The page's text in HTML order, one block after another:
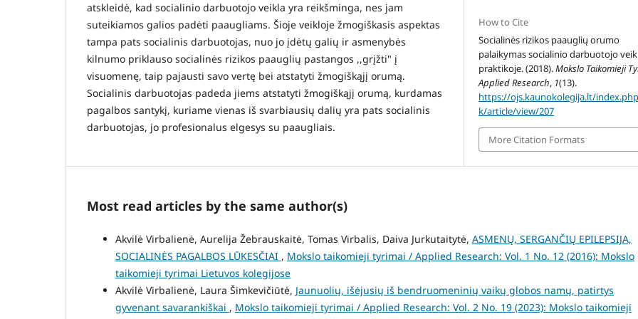
atskleidė, kad socialinio darbuotojo veikla yra reikšminga, nes jam
suteikiamos galios padėti paaugliams. Šioje veikloje žmogiškasis aspektas
tampa pats socialinis darbuotojas, nuo jo įdėtų galių ir asmenybės
kilnumo priklauso socialinės rizikos paauglių pastangos ,,grįžti" į
visuomenę, taip pajausti savo vertę bei atstatyti žmogiškąjį orumą.
Socialinis darbuotojas padeda jiems atstatyti žmogiškąjį orumą, kurdamas
pagalbos santykį, kuriame vienas iš svarbiausių dalių yra pats socialinis
darbuotojas, jo profesionalus elgesys su paaugliais.
How to Cite
Socialinės rizikos paauglių orumo
palaikymas socialinio darbuotojo
praktikoje. (2018).Mokslo Taikomieji
Applied Research, 1(13).
https://ojs.kaunokolegija.lt/
k/article/view/207
More Citation Formats
Most read articles by the same author(s)
Akvilė Virbalienė, Aurelija Žebrauskaitė, Tomas Virbalis, Daiva Jurkutaitytė, ASMENŲ, SERGANČIŲ EPILEPSIJA,
SOCIALINĖS PAGALBOS LŪKESČIAI , Mokslo taikomieji tyrimai / Applied Research: Vol. 1 No. 12 (2016): Mokslo
taikomieji tyrimai Lietuvos kolegijose
Akvilė Virbalienė, Laura Šimkevičiūtė, Jaunuolių, išėjusių iš bendruomeninių vaikų globos namų, patirtys
gyvenant savarankiškai , Mokslo taikomieji tyrimai / Applied Research: Vol. 2 No. 19 (2023): Mokslo taikomieji